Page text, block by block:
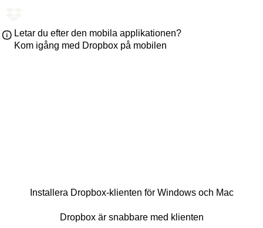
Letar du efter den mobila applikationen?
Kom igång med Dropbox på mobilen
Installera Dropbox-klienten för Windows och Mac
Dropbox är snabbare med klienten